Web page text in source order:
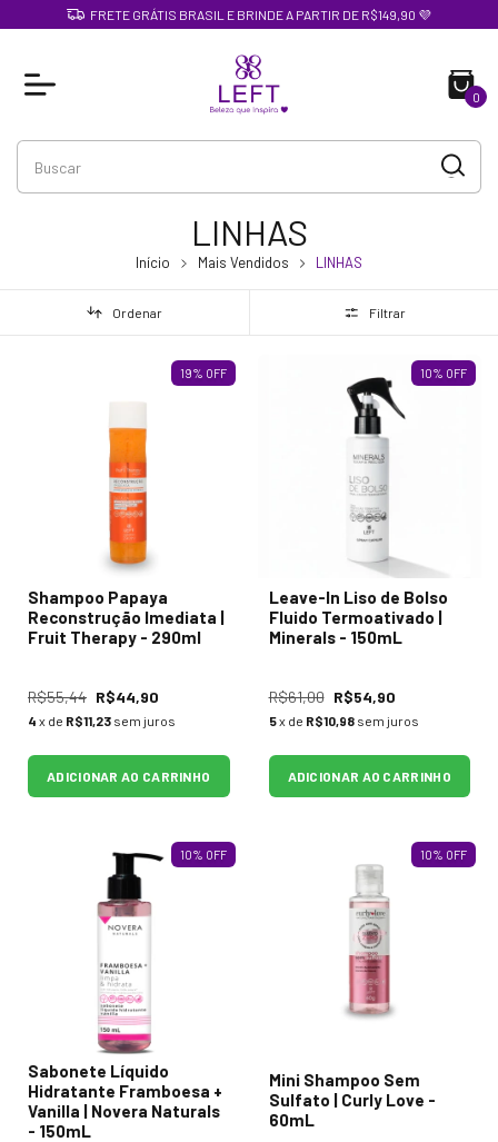
FRETE GRÁTIS BRASIL E BRINDE A PARTIR DE R$149,90 💜
0
LINHAS
Início Mais Vendidos LINHAS
Ordenar Filtrar
19% OFF
Shampoo Papaya
Reconstrução Imediata |
Fruit Therapy - 290ml
R$55,44 R$44,90
4 x de R$11,23 sem juros
ADICIONAR AO CARRINHO
10% OFF
Leave-In Liso de Bolso
Fluido Termoativado |
Minerals - 150mL
R$61,00 R$54,90
5x de R$10,98 sem juros
ADICIONAR AO CARRINHO
10% OFF
Sabonete Líquido
Hidratante Framboesa +
Vanilla | Novera Naturals
- 150mL
10% OFF
Mini Shampoo Sem
Sulfato | Curly Love -
60mL